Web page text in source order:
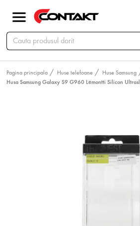
Pagina principala Huse telefoane
Huse Samsung
Husa Samsung Galaxy S9 G960 Lemontti Silicon